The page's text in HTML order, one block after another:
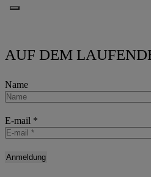
AUF DEM
Name
E-mail *